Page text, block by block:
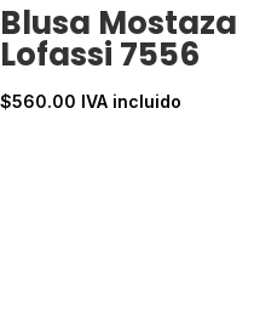
Blusa Mostaza
Lofassi 7556
$560.00 IVA incluido